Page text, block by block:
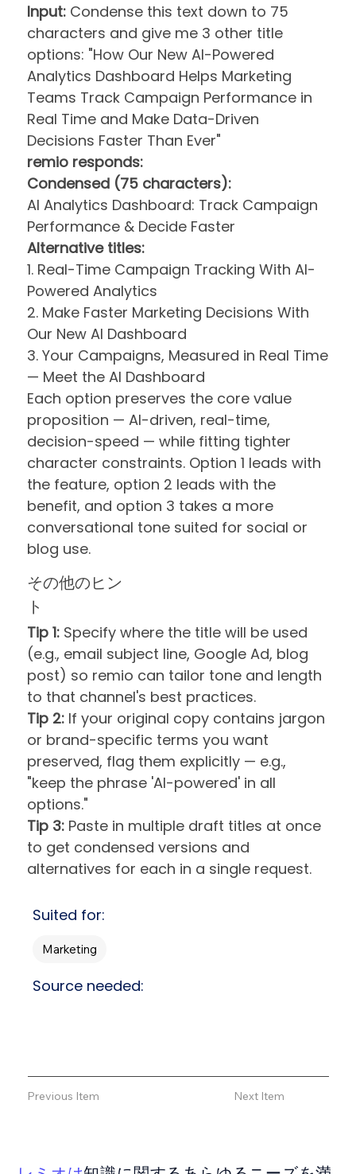
Input: Condense this text down to 75
characters and give me 3 other title
options: "How Our New AI-Powered
Analytics Dashboard Helps Marketing
Teams Track Campaign Performance in
Real Time and Make Data-Driven
Decisions Faster Than Ever"
remio responds:
Condensed (75 characters):
AI Analytics Dashboard: Track Campaign
Performance & Decide Faster
Alternative titles:
1. Real-Time Campaign Tracking With AI-
Powered Analytics
2. Make Faster Marketing Decisions With
Our New AI Dashboard
3. Your Campaigns, Measured in Real Time
— Meet the AI Dashboard
Each option preserves the core value
proposition — AI-driven, real-time,
decision-speed — while fitting tighter
character constraints. Option 1 leads with
the feature, option 2 leads with the
benefit, and option 3 takes a more
conversational tone suited for social or
blog use.
Tip 1: Specify where the title will be used
(e.g., email subject line, Google Ad, blog
post) so remio can tailor tone and length
to that channel's best practices.
Tip 2: If your original copy contains jargon
or brand-specific terms you want
preserved, flag them explicitly — e.g.,
"keep the phrase 'AI-powered' in all
options."
Tip 3: Paste in multiple draft titles at once
to get condensed versions and
alternatives for each in a single request.
その他のヒン
ト
Suited for:
Marketing
Source needed:
Previous Item Next Item